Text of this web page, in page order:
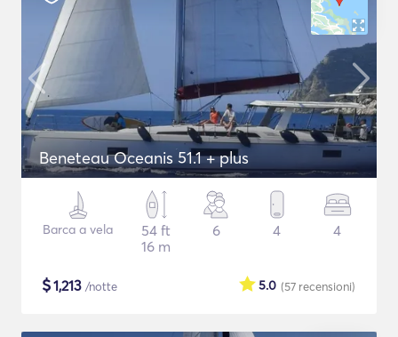
Beneteau Oceanis 51.1 + plus
Barca a vela
54 ft
16 m
6 4 4
$1,213 /notte (57 recensioni)
5.0